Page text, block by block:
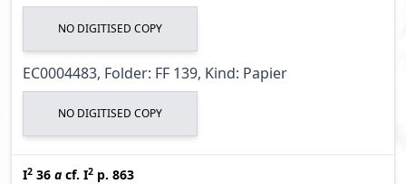
NO DIGITISED COPY
EC0004483, Folder: FF 139, Kind: Papier
NO DIGITISED COPY
I2 36 a cf. I2 p. 863